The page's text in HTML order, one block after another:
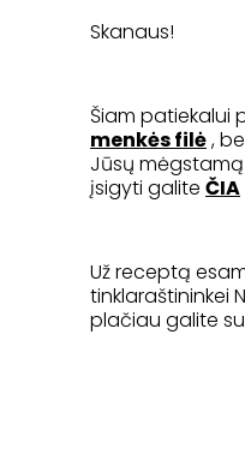
Skanaus!
Šiam patiekalui
menkės filė,
Jūsų mėgstamą
įsigyti galite ČIA
Už receptą
tinklaraštininkei
plačiau galite